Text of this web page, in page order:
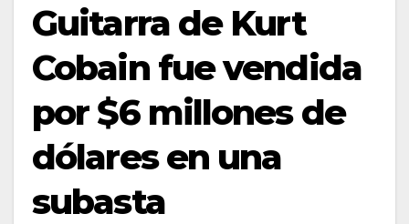
Guitarra de Kurt
Cobain fue vendida
por $6 millones de
dólares en una
subasta